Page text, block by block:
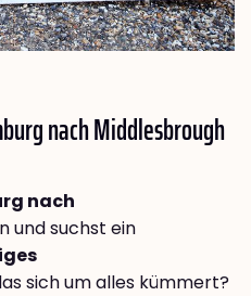
nachMiddlesbrough
nach
und suchst ein
sich um alles kümmert?